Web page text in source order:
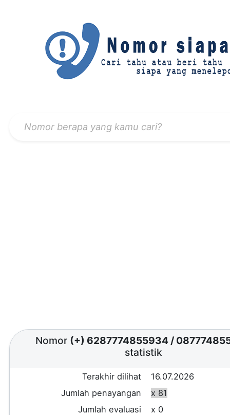
Nomor (+) 6287774855934 /
statistik
Terakhir dilihat
16.07.2026
Jumlah penayangan
x 81
Jumlah evaluasi
x 0